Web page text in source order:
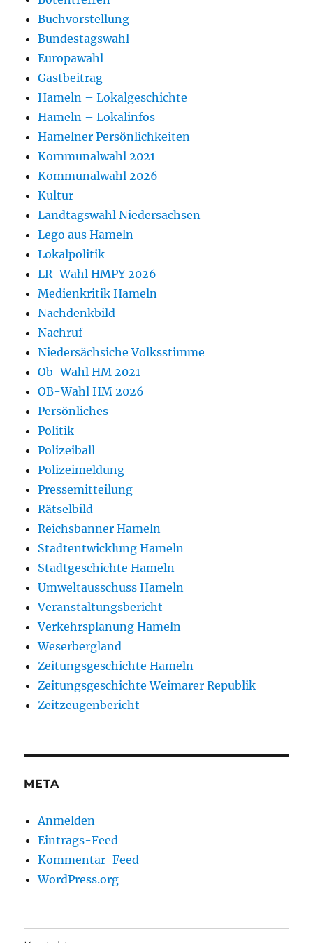
Buchvorstellung
Bundestagswahl
Europawahl
Gastbeitrag
Hameln – Lokalgeschichte
Hameln – Lokalinfos
Hamelner Persönlichkeiten
Kommunalwahl 2021
Kommunalwahl 2026
Kultur
Landtagswahl Niedersachsen
Lego aus Hameln
Lokalpolitik
LR-Wahl HMPY 2026
Medienkritik Hameln
Nachdenkbild
Nachruf
Niedersächsiche Volksstimme
Ob-Wahl HM 2021
OB-Wahl HM 2026
Persönliches
Politik
Polizeiball
Polizeimeldung
Pressemitteilung
Rätselbild
Reichsbanner Hameln
Stadtentwicklung Hameln
Stadtgeschichte Hameln
Umweltausschuss Hameln
Veranstaltungsbericht
Verkehrsplanung Hameln
Weserbergland
Zeitungsgeschichte Hameln
Zeitungsgeschichte Weimarer Republik
Zeitzeugenbericht
META
Anmelden
Eintrags-Feed
Kommentar-Feed
WordPress.org